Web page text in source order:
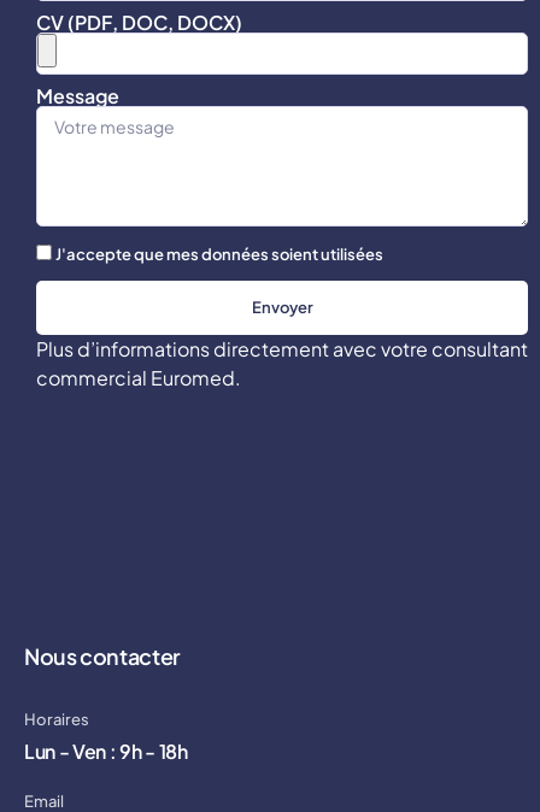
CV (PDF, DOC, DOCX)
Message
J'accepte que mes données soient utilisées
Envoyer
Plus d’informations directement avec votre consultant
commercial Euromed.
Nous contacter
Horaires
Lun - Ven : 9h - 18h
Email